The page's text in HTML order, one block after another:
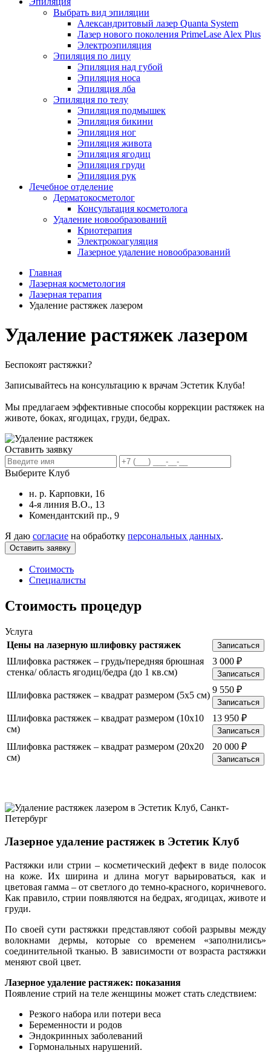
Выбрать вид эпиляции
Александритовый лазер Quanta System
Лазер нового поколения PrimeLase Alex Plus
Электроэпиляция
Эпиляция по лицу
Эпиляция над губой
Эпиляция носа
Эпиляция лба
Эпиляция по телу
Эпиляция подмышек
Эпиляция бикини
Эпиляция ног
Эпиляция живота
Эпиляция ягодиц
Эпиляция груди
Эпиляция рук
Лечебное отделение
Дерматокосметолог
Консультация косметолога
Удаление новообразований
Криотерапия
Электрокоагуляция
Лазерное удаление новообразований
Главная
Лазерная косметология
Лазерная терапия
Удаление растяжек лазером
Удаление растяжек лазером
Беспокоят растяжки?
Записывайтесь на консультацию к врачам Эстетик Клуба!
Мы предлагаем эффективные способы коррекции растяжек на
животе, боках, ягодицах, груди, бедрах.
Оставить заявку
Выберите Клуб
н. р. Карповки, 16
4-я линия В.О., 13
Комендантский пр., 9
Я даю согласие на обработку персональных данных.
Стоимость
Специалисты
Стоимость процедур
Услуга
Цены на лазерную шлифовку растяжек
Записаться
Шлифовка растяжек – грудь/передняя брюшная
стенка/ область ягодиц/бедра (до 1 кв.см)
3 000 ₽
Записаться
Шлифовка растяжек – квадрат размером (5х5 см)
9 550 ₽
Записаться
Шлифовка растяжек – квадрат размером (10х10
см)
13 950 ₽
Записаться
Шлифовка растяжек – квадрат размером (20х20
см)
20 000 ₽
Записаться
Лазерное удаление растяжек в Эстетик Клуб
Растяжки или стрии – косметический дефект в виде полосок
на коже. Их ширина и длина могут варьироваться, как и
цветовая гамма – от светлого до темно-красного, коричневого.
Как правило, стрии появляются на бедрах, ягодицах, животе и
груди.
По своей сути растяжки представляют собой разрывы между
волокнами дермы, которые со временем «заполнились»
соединительной тканью. В зависимости от возраста растяжки
меняют свой цвет.
Лазерное удаление растяжек: показания
Появление стрий на теле женщины может стать следствием:
Резкого набора или потери веса
Беременности и родов
Эндокринных заболеваний
Гормональных нарушений.